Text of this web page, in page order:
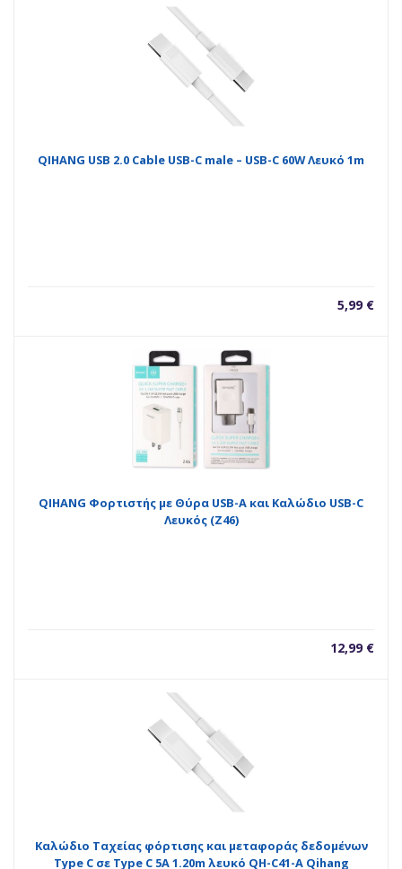
QIHANG USB 2.0 Cable USB-C male – USB-C 60W Λευκό 1m
5,99 €
QIHANG Φορτιστής με Θύρα USB-A και Καλώδιο USB-C
Λευκός (Z46)
12,99 €
Καλώδιο Ταχείας φόρτισης και μεταφοράς δεδομένων
Type C σε Type C 5A 1.20m λευκό QH-C41-A Qihang